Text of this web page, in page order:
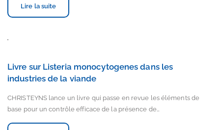
Lire la suite
Livre sur Listeria monocytogenes dans les
industries de la viande
CHRISTEYNS lance un livre qui passe en revue les éléments de
base pour un contrôle efficace de la présence de…